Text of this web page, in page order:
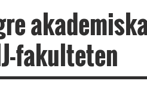
fakulteten